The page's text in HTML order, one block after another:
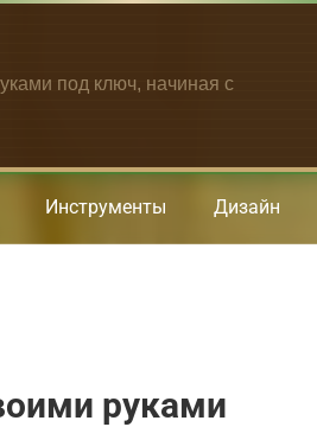
под ключ, начиная с
Инструменты Дизайн
руками